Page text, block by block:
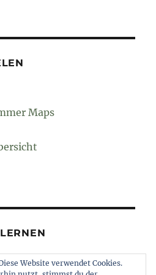
Maps
Website verwendet Cookies.